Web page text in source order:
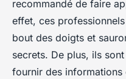
recommandé de faire
effet, ces
bout des doigts et
secrets. De plus, ils
fournir des